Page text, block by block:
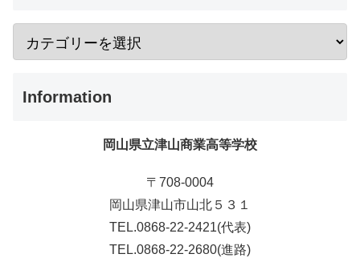
Information
岡山県立津山商業高等学校
〒708-0004
岡山県津山市山北５３１
TEL.0868-22-2421(代表)
TEL.0868-22-2680(進路)